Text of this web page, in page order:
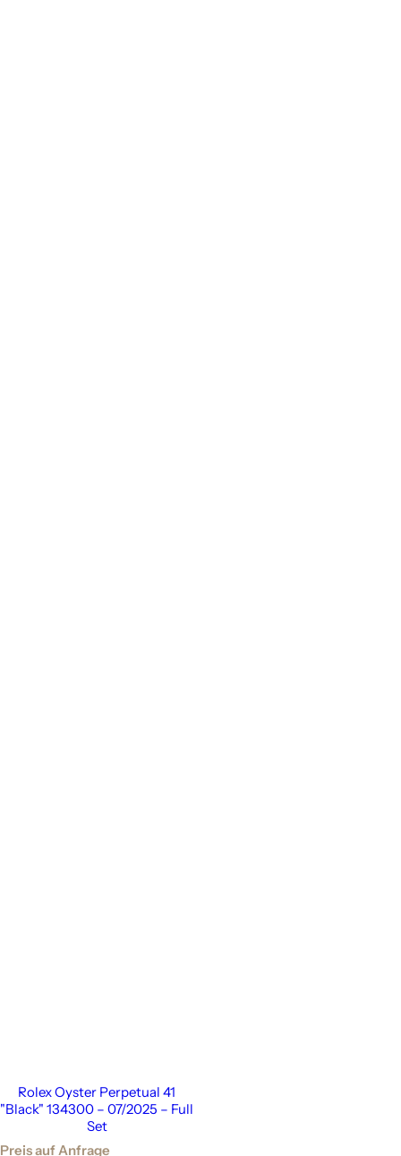
Rolex Oyster Perpetual 41
"Black" 134300 – 07/2025 – Full
Set
Preis auf Anfrage